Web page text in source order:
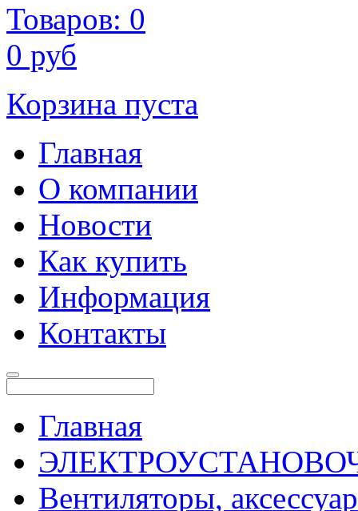
Товаров: 0
0 руб
Корзина пуста
Главная
О компании
Новости
Как купить
Информация
Контакты
Главная
Вентиляторы,